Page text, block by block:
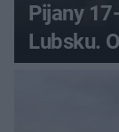
Pijany
Lubsku.